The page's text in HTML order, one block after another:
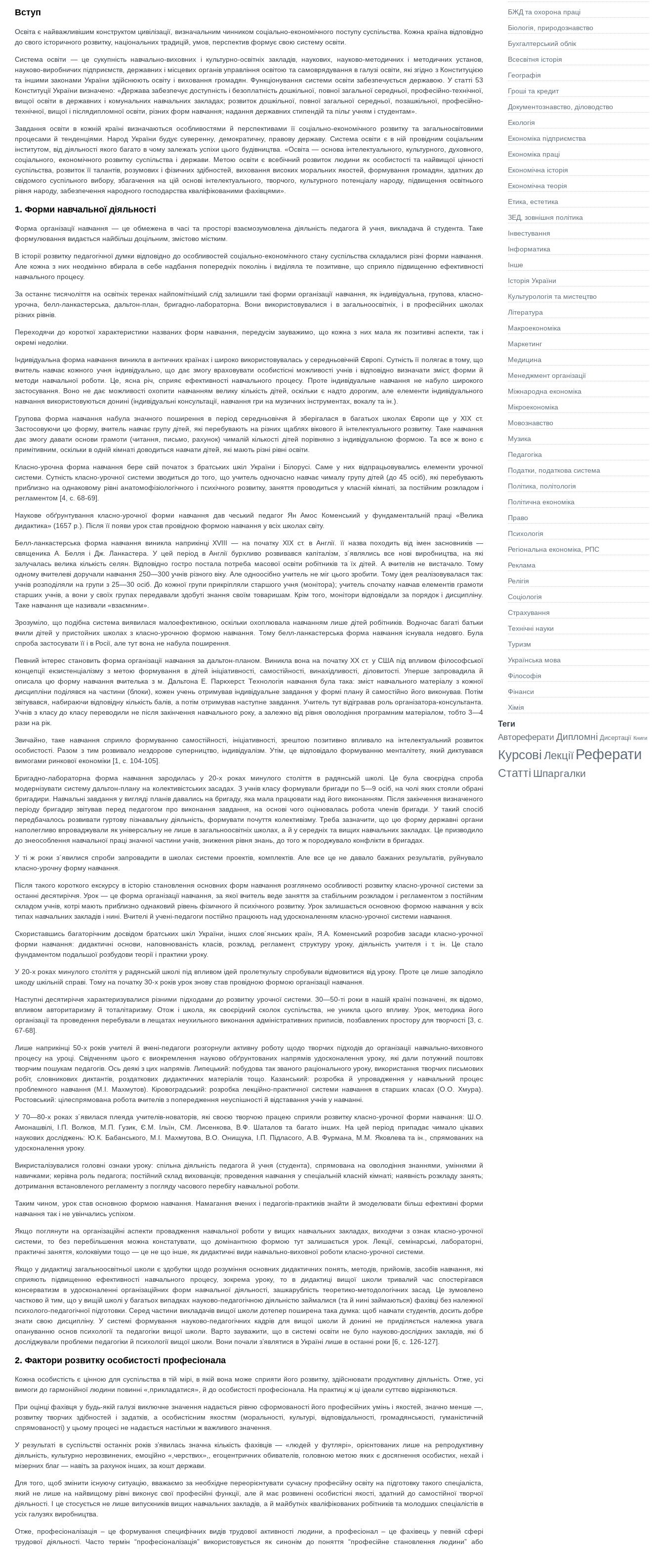
Вступ
Освіта є найважливішим конструктом цивілізації, визначальним чинником соціально-економічного поступу суспільства. Кожна країна відповідно
до свого історичного розвитку, національних традицій, умов, перспектив формує свою систему освіти.
Система освіти — це сукупність навчально-виховних і культурно-освітніх закладів, наукових, науково-методичних і методичних установ,
науково-виробничих підприємств, державних і місцевих органів управління освітою та самоврядування в галузі освіти, які згідно з Конституцією
та іншими законами України здійснюють освіту і виховання громадян. Функціонування системи освіти забезпечується державою. У статті 53
Конституції України визначено: «Держава забезпечує доступність і безоплатність дошкільної, повної загальної середньої, професійно-технічної,
вищої освіти в державних і комунальних навчальних закладах; розвиток дошкільної, повної загальної середньої, позашкільної, професійно-
технічної, вищої і післядипломної освіти, різних форм навчання; надання державних стипендій та пільг учням і студентам».
Завдання освіти в кожній країні визначаються особливостями й перспективами її соціально-економічного розвитку та загальносвітовими
процесами й тенденціями. Народ України будує суверенну, демократичну, правову державу. Система освіти є в ній провідним соціальним
інститутом, від діяльності якого багато в чому залежать успіхи цього будівництва. «Освіта — основа інтелектуального, культурного, духовного,
соціального, економічного розвитку суспільства і держави. Метою освіти є всебічний розвиток людини як особистості та найвищої цінності
суспільства, розвиток її талантів, розумових і фізичних здібностей, виховання високих моральних якостей, формування громадян, здатних до
свідомого суспільного вибору, збагачення на цій основі інтелектуального, творчого, культурного потенціалу народу, підвищення освітнього
рівня народу, забезпечення народного господарства кваліфікованими фахівцями».
1. Форми навчальної діяльності
Форма організації навчання — це обмежена в часі та просторі взаємозумовлена діяльність педагога й учня, викладача й студента. Таке
формулювання видається найбільш доцільним, змістово містким.
В історії розвитку педагогічної думки відповідно до особливостей соціально-економічного стану суспільства складалися різні форми навчання.
Але кожна з них неодмінно вбирала в себе надбання попередніх поколінь і виділяла те позитивне, що сприяло підвищенню ефективності
навчального процесу.
За останнє тисячоліття на освітніх теренах найпомітніший слід залишили такі форми організації навчання, як індивідуальна, групова, класно-
урочна, белл-ланкастерська, дальтон-план, бригадно-лабораторна. Вони використовувалися і в загальноосвітніх, і в професійних школах
різних рівнів.
Переходячи до короткої характеристики названих форм навчання, передусім зауважимо, що кожна з них мала як позитивні аспекти, так і
окремі недоліки.
Індивідуальна форма навчання виникла в античних країнах і широко використовувалась у середньовічній Європі. Сутність її полягає в тому, що
вчитель навчає кожного учня індивідуально, що дає змогу враховувати особистісні можливості учнів і відповідно визначати зміст, форми й
методи навчальної роботи. Це, ясна річ, сприяє ефективності навчального процесу. Проте індивідуальне навчання не набуло широкого
застосування. Воно не дає можливості охопити навчанням велику кількість дітей, оскільки є надто дорогим, але елементи індивідуального
навчання використовуються донині (індивідуальні консультації, навчання гри на музичних інструментах, вокалу та ін.).
Групова форма навчання набула значного поширення в період середньовіччя й зберігалася в багатьох школах Європи ще у XIX ст.
Застосовуючи цю форму, вчитель навчає групу дітей, які перебувають на різних щаблях вікового й інтелектуального розвитку. Таке навчання
дає змогу давати основи грамоти (читання, письмо, рахунок) чималій кількості дітей порівняно з індивідуальною формою. Та все ж воно є
примітивним, оскільки в одній кімнаті доводиться навчати дітей, які мають різні рівні освіти.
Класно-урочна форма навчання бере свій початок з братських шкіл України і Білорусі. Саме у них відпрацьовувались елементи урочної
системи. Сутність класно-урочної системи зводиться до того, що учитель одночасно навчає чималу групу дітей (до 45 осіб), які перебувають
приблизно на однаковому рівні анатомофізіологічного і психічного розвитку, заняття проводиться у класній кімнаті, за постійним розкладом і
регламентом [4, c. 68-69].
Наукове обґрунтування класно-урочної форми навчання дав чеський педагог Ян Амос Коменський у фундаментальній праці «Велика
дидактика» (1657 р.). Після її появи урок став провідною формою навчання у всіх школах світу.
Белл-ланкастерська форма навчання виникла наприкінці XVIII — на початку XIX ст. в Англії. її назва походить від імен засновників —
священика А. Белля і Дж. Ланкастера. У цей період в Англії бурхливо розвивався капіталізм, з´являлись все нові виробництва, на які
залучалась велика кількість селян. Відповідно гостро постала потреба масової освіти робітників та їх дітей. А вчителів не вистачало. Тому
одному вчителеві доручали навчання 250—300 учнів різного віку. Але одноосібно учитель не міг цього зробити. Тому ідея реалізовувалася так:
учнів розподіляли на групи з 25—30 осіб. До кожної групи прикріпляли старшого учня (монітора); учитель спочатку навчав елементів грамоти
старших учнів, а вони у своїх групах передавали здобуті знання своїм товаришам. Крім того, монітори відповідали за порядок і дисципліну.
Таке навчання ще називали «взаємним».
Зрозуміло, що подібна система виявилася малоефективною, оскільки охоплювала навчанням лише дітей робітників. Водночас багаті батьки
вчили дітей у пристойних школах з класно-урочною формою навчання. Тому белл-ланкастерська форма навчання існувала недовго. Була
спроба застосувати її і в Росії, але тут вона не набула поширення.
Певний інтерес становить форма організації навчання за дальтон-планом. Виникла вона на початку XX ст. у США під впливом філософської
концепції екзистенціалізму з метою формування в дітей ініціативності, самостійності, винахідливості, діловитості. Уперше запровадила й
описала цю форму навчання вчителька з м. Дальтона Е. Паркхерст. Технологія навчання була така: зміст навчального матеріалу з кожної
дисципліни поділявся на частини (блоки), кожен учень отримував індивідуальне завдання у формі плану й самостійно його виконував. Потім
звітувався, набираючи відповідну кількість балів, а потім отримував наступне завдання. Учитель тут відігравав роль організатора-консультанта.
Учнів з класу до класу переводили не після закінчення навчального року, а залежно від рівня оволодіння програмним матеріалом, тобто 3—4
рази на рік.
Звичайно, таке навчання сприяло формуванню самостійності, ініціативності, зрештою позитивно впливало на інтелектуальний розвиток
особистості. Разом з тим розвивало нездорове суперництво, індивідуалізм. Утім, це відповідало формуванню менталітету, який диктувався
вимогами ринкової економіки [1, c. 104-105].
Бригадно-лабораторна форма навчання зародилась у 20-х роках минулого століття в радянській школі. Це була своєрідна спроба
модернізувати систему дальтон-плану на колективістських засадах. З учнів класу формували бригади по 5—9 осіб, на чолі яких стояли обрані
бригадири. Навчальні завдання у вигляді планів давались на бригаду, яка мала працювати над його виконанням. Після закінчення визначеного
періоду бригадир звітував перед педагогом про виконання завдання, на основі чого оцінювалась робота членів бригади. У такий спосіб
передбачалось розвивати гуртову пізнавальну діяльність, формувати почуття колективізму. Треба зазначити, що цю форму державні органи
наполегливо впроваджували як універсальну не лише в загальноосвітніх школах, а й у середніх та вищих навчальних закладах. Це призводило
до знеособлення навчальної праці значної частини учнів, зниження рівня знань, до того ж породжувало конфлікти в бригадах.
У ті ж роки з´явилися спроби запровадити в школах системи проектів, комплектів. Але все це не давало бажаних результатів, руйнувало
класно-урочну форму навчання.
Після такого короткого екскурсу в історію становлення основних форм навчання розглянемо особливості розвитку класно-урочної системи за
останні десятиріччя. Урок — це форма організації навчання, за якої вчитель веде заняття за стабільним розкладом і регламентом з постійним
складом учнів, котрі мають приблизно однаковий рівень фізичного й психічного розвитку. Урок залишається основною формою навчання у всіх
типах навчальних закладів і нині. Вчителі й учені-педагоги постійно працюють над удосконаленням класно-урочної системи навчання.
Скориставшись багаторічним досвідом братських шкіл України, інших слов´янських країн, Я.А. Коменський розробив засади класно-урочної
форми навчання: дидактичні основи, наповнюваність класів, розклад, регламент, структуру уроку, діяльність учителя і т. ін. Це стало
фундаментом подальшої розбудови теорії і практики уроку.
У 20-х роках минулого століття у радянській школі під впливом ідей пролеткульту спробували відмовитися від уроку. Проте це лише заподіяло
шкоду шкільній справі. Тому на початку 30-х років урок знову став провідною формою організації навчання.
Наступні десятиріччя характеризувалися різними підходами до розвитку урочної системи. 30—50-ті роки в нашій країні позначені, як відомо,
впливом авторитаризму й тоталітаризму. Отож і школа, як своєрідний сколок суспільства, не уникла цього впливу. Урок, методика його
організації та проведення перебували в лещатах неухильного виконання адміністративних приписів, позбавлених простору для творчості [3, c.
67-68].
Лише наприкінці 50-х років учителі й вчені-педагоги розгорнули активну роботу щодо творчих підходів до організації навчально-виховного
процесу на уроці. Свідченням цього є виокремлення науково обґрунтованих напрямів удосконалення уроку, які дали потужний поштовх
творчим пошукам педагогів. Ось деякі з цих напрямів. Липецький: побудова так званого раціонального уроку, використання творчих письмових
робіт, словникових диктантів, роздаткових дидактичних матеріалів тощо. Казанський: розробка й упровадження у навчальний процес
проблемного навчання (М.І. Махмутов). Кіровоградський: розробка лекційно-практичної системи навчання в старших класах (О.О. Хмура).
Ростовський: цілеспрямована робота вчителів з попередження неуспішності й відставання учнів у навчанні.
У 70—80-х роках з´явилася плеяда учителів-новаторів, які своєю творчою працею сприяли розвитку класно-урочної форми навчання: Ш.О.
Амонашвілі, І.П. Волков, М.П. Гузик, Є.М. Ільїн, СМ. Лисенкова, В.Ф. Шаталов та багато інших. На цей період припадає чимало цікавих
наукових досліджень: Ю.К. Бабанського, М.І. Махмутова, В.О. Онищука, І.П. Підласого, А.В. Фурмана, М.М. Яковлева та ін., спрямованих на
удосконалення уроку.
Викристалізувалися головні ознаки уроку: спільна діяльність педагога й учня (студента), спрямована на оволодіння знаннями, уміннями й
навичками; керівна роль педагога; постійний склад вихованців; проведення навчання у спеціальній класній кімнаті; наявність розкладу занять;
дотримання встановленого регламенту з погляду часового перебігу навчальної роботи.
Таким чином, урок став основною формою навчання. Намагання вчених і педагогів-практиків знайти й змоделювати більш ефективні форми
навчання так і не увінчались успіхом.
Якщо поглянути на організаційні аспекти провадження навчальної роботи у вищих навчальних закладах, виходячи з ознак класно-урочної
системи, то без перебільшення можна констатувати, що домінантною формою тут залишається урок. Лекції, семінарські, лабораторні,
практичні заняття, колоквіуми тощо — це не що інше, як дидактичні види навчально-виховної роботи класно-урочної системи.
Якщо у дидактиці загальноосвітньої школи є здобутки щодо розуміння основних дидактичних понять, методів, прийомів, засобів навчання, які
сприяють підвищенню ефективності навчального процесу, зокрема уроку, то в дидактиці вищої школи тривалий час спостерігався
консерватизм в удосконаленні організаційних форм навчальної діяльності, зашкарублість теоретико-методологічних засад. Це зумовлено
частково й тим, що у вищій школі у багатьох випадках науково-педагогічною діяльністю займалися (та й нині займаються) фахівці без належної
психолого-педагогічної підготовки. Серед частини викладачів вищої школи дотепер поширена така думка: щоб навчати студентів, досить добре
знати свою дисципліну. У системі формування науково-педагогічних кадрів для вищої школи й донині не приділяється належна увага
опануванню основ психології та педагогіки вищої школи. Варто зауважити, що в системі освіти не було науково-дослідних закладів, які б
досліджували проблеми педагогіки й психології вищої школи. Вони почали з’являтися в Україні лише в останні роки [6, c. 126-127].
2. Фактори розвитку особистості професіонала
Кожна особистість є цінною для суспільства в тій мірі, в якій вона може сприяти його розвитку, здійснювати продуктивну діяльність. Отже, усі
вимоги до гармонійної людини повинні «,прикладатися», й до особистості професіонала. На практиці ж ці ідеали суттєво відрізняються.
При оцінці фахівця у будь-якій галузі виключне значення надається рівню сформованості його професійних умінь і якостей, значно менше —,
розвитку творчих здібностей і задатків, а особистісним якостям (моральності, культурі, відповідальності, громадянськості, гуманістичній
спрямованості) у цьому процесі не надається настільки ж важливого значення.
У результаті в суспільстві останніх років з’явилась значна кількість фахівців — «людей у футлярі», орієнтованих лише на репродуктивну
діяльність, культурно нерозвинених, емоційно «,черствих»,, егоцентричних обивателів, головною метою яких є досягнення особистих, нехай і
мізерних благ — навіть за рахунок інших, за кошт держави.
Для того, щоб змінити існуючу ситуацію, вважаємо за необхідне переорієнтувати сучасну професійну освіту на підготовку такого спеціаліста,
який не лише на найвищому рівні виконує свої професійні функції, але й має розвинені особистісні якості, здатний до самостійної творчої
діяльності. І це стосується не лише випускників вищих навчальних закладів, а й майбутніх кваліфікованих робітників та молодших спеціалістів в
усіх галузях виробництва.
Отже, професіоналізація – це формування специфічних видів трудової активності людини, а професіонал – це фахівець у певній сфері
трудової діяльності. Часто термін “професіоналізація” використовується як синонім до поняття “професійне становлення людини” або
БЖД та охорона праці
Біологія, природознавство
Бухгалтерський облік
Всесвітня історія
Географія
Гроші та кредит
Документознавство, діловодство
Екологія
Економіка підприємства
Економіка праці
Економічна історія
Економічна теорія
Етика, естетика
ЗЕД, зовнішня політика
Інвестування
Інформатика
Інше
Історія України
Культурологія та мистецтво
Літературa
Макроекономіка
Маркетинг
Медицина
Менеджмент організації
Міжнародна економіка
Мікроекономіка
Мовознавство
Музика
Педагогіка
Податки, податкова система
Політика, політологія
Політична економіка
Право
Психологія
Регіональна економіка, РПС
Реклама
Релігія
Соціологія
Страхування
Технічні науки
Туризм
Українська мова
Філософія
Фінанси
Хімія
Теги
Автореферати Дипломні Дисертації Книги
Курсові Лекції Реферати
Статті Шпаргалки